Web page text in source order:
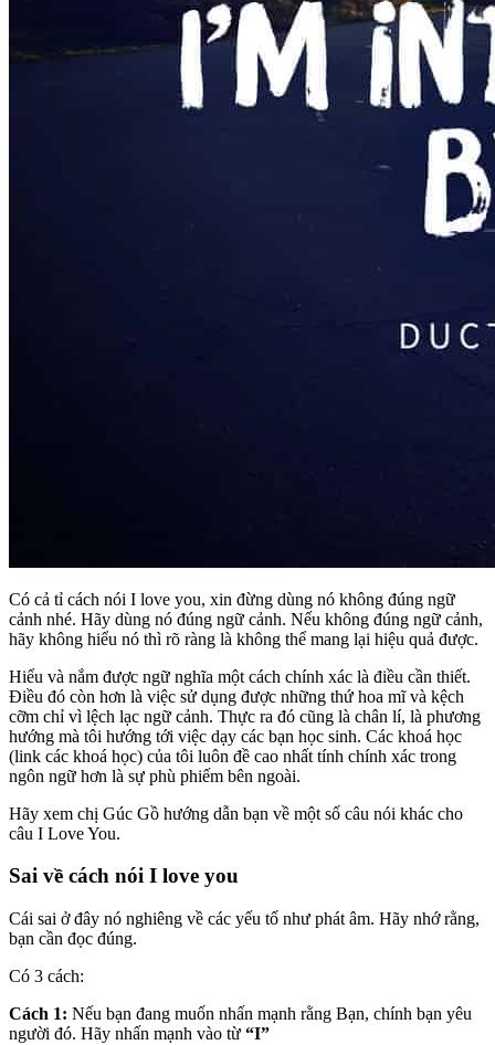
Có cả tỉ cách nói I love you, xin đừng dùng nó không đúng ngữ
cảnh nhé. Hãy dùng nó đúng ngữ cảnh. Nếu không đúng ngữ cảnh,
hãy không hiểu nó thì rõ ràng là không thể mang lại hiệu quả được.
Hiểu và nắm được ngữ nghĩa một cách chính xác là điều cần thiết.
Điều đó còn hơn là việc sử dụng được những thứ hoa mĩ và kệch
cỡm chỉ vì lệch lạc ngữ cảnh. Thực ra đó cũng là chân lí, là phương
hướng mà tôi hướng tới việc dạy các bạn học sinh. Các khoá học
(link các khoá học) của tôi luôn đề cao nhất tính chính xác trong
ngôn ngữ hơn là sự phù phiếm bên ngoài.
Hãy xem chị Gúc Gồ hướng dẫn bạn về một số câu nói khác cho
câu I Love You.
Sai về cách nói I love you
Cái sai ở đây nó nghiêng về các yếu tố như phát âm. Hãy nhớ rằng,
bạn cần đọc đúng.
Có 3 cách:
Cách 1: Nếu bạn đang muốn nhấn mạnh rằng Bạn, chính bạn yêu
người đó. Hãy nhấn mạnh vào từ “I”